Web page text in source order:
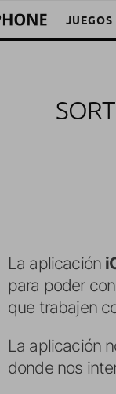
JUEGOS
La aplicación
para poder
que trabajen
La aplicación
donde nos